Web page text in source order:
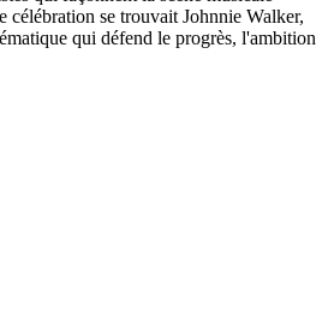
se trouvait Johnnie Walker,
qui défend le progrès, l'ambition